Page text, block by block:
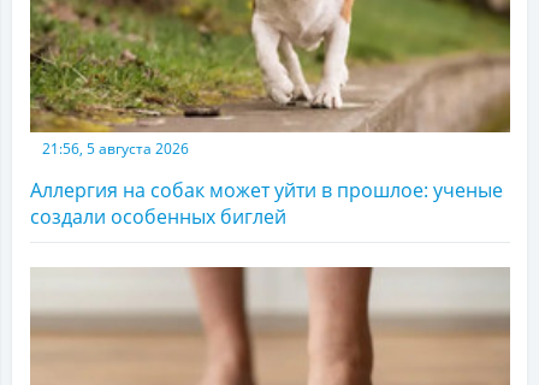
21:56, 5 августа 2026
Аллергия на собак может уйти в прошлое: ученые
создали особенных биглей